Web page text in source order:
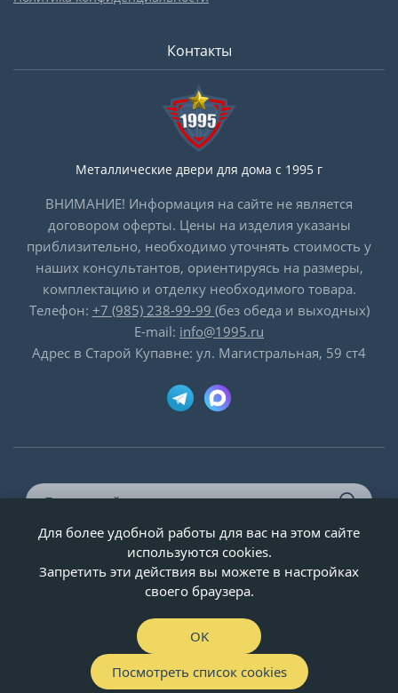
Контакты
Металлические двери для дома с 1995 г
ВНИМАНИЕ! Информация на сайте не является
договором оферты. Цены на изделия указаны
приблизительно, необходимо уточнять стоимость у
наших консультантов, ориентируясь на размеры,
комплектацию и отделку необходимого товара.
Телефон: +7 (985) 238-99-99 (без обеда и выходных)
E-mail: info@1995.ru
Адрес в Старой Купавне: ул. Магистральная, 59 ст4
© ООО «Двери-и-точка», ИНН 5020092947, 1995-2026 г.
Для более удобной работы для вас на этом сайте
используются cookies.
Запретить эти действия вы можете в настройках
своего браузера.
OK
Посмотреть список cookies